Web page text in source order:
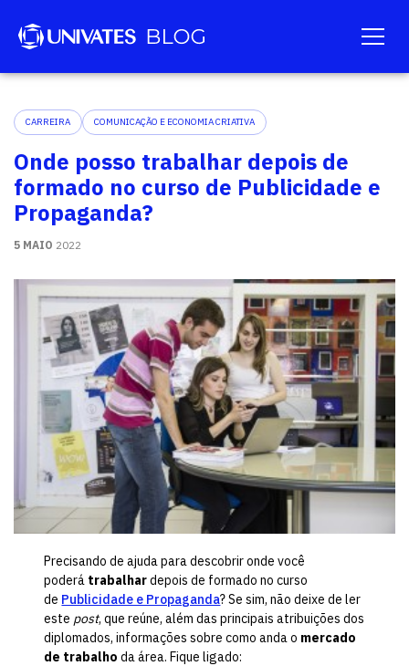
CARREIRA COMUNICAÇÃO E ECONOMIA CRIATIVA
Onde posso trabalhar depois de
formado no curso de Publicidade e
Propaganda?
5 MAIO 2022
Precisando de ajuda para descobrir onde você
poderá trabalhardepois de formado no curso
de Publicidade e Propaganda? Se sim, não deixe de ler
este post, que reúne, além das principais atribuições dos
diplomados, informações sobre como anda o mercado
de trabalho da área. Fique ligado: